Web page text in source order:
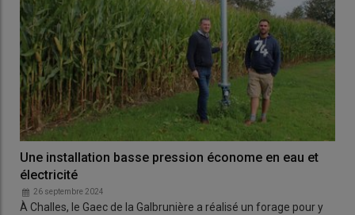
Une installation basse pression économe en eau et
électricité
26 septembre 2024
À Challes, le Gaec de la Galbrunière a réalisé un forage pour y